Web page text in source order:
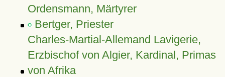
Ordensmann, Märtyrer
Bertger, Priester
Charles-Martial-Allemand Lavigerie,
Erzbischof von Algier, Kardinal, Primas
von Afrika